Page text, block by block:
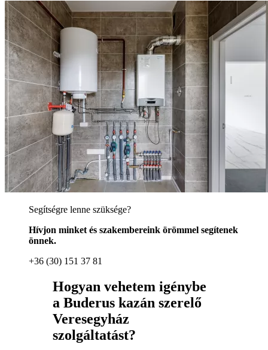
Segítségre lenne szüksége?
Hívjon minket és szakembereink örömmel segítenek
önnek.
+36 (30) 151 37 81
Hogyan vehetem igénybe
a Buderus kazán szerelő
Veresegyház
szolgáltatást?